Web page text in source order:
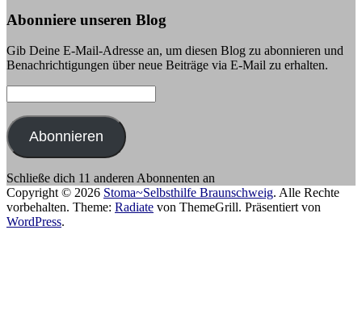
Abonniere unseren Blog
Gib Deine E-Mail-Adresse an, um diesen Blog zu abonnieren und
Benachrichtigungen über neue Beiträge via E-Mail zu erhalten.
Mail-
Adresse:
Abonnieren
Schließe dich 11 anderen Abonnenten an
Copyright © 2026 Stoma~Selbsthilfe Braunschweig. Alle Rechte
vorbehalten. Theme: Radiate von ThemeGrill. Präsentiert von
WordPress.